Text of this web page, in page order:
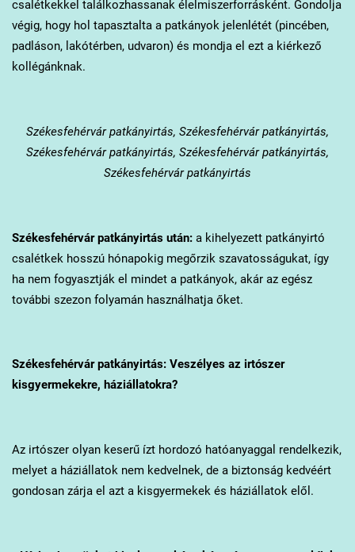
csalétkekkel találkozhassanak élelmiszerforrásként. Gondolja
végig, hogy hol tapasztalta a patkányok jelenlétét (pincében,
padláson, lakótérben, udvaron) és mondja el ezt a kiérkező
kollégánknak.
Székesfehérvárpatkányirtás, Székesfehérvár patkányirtás,
Székesfehérvár patkányirtás, Székesfehérvár patkányirtás,
Székesfehérvár patkányirtás
Székesfehérvárpatkányirtás után:a kihelyezett patkányirtó
csalétkek hosszú hónapokig megőrzik szavatosságukat, így
ha nem fogyasztják el mindet a patkányok, akár az egész
további szezon folyamán használhatja őket.
Székesfehérvárpatkányirtás: Veszélyes az irtószer
kisgyermekekre, háziállatokra?
Az irtószer olyan keserű ízt hordozó hatóanyaggal rendelkezik,
melyet a háziállatok nem kedvelnek, de a biztonság kedvéért
gondosan zárja el azt a kisgyermekek és háziállatok elől.